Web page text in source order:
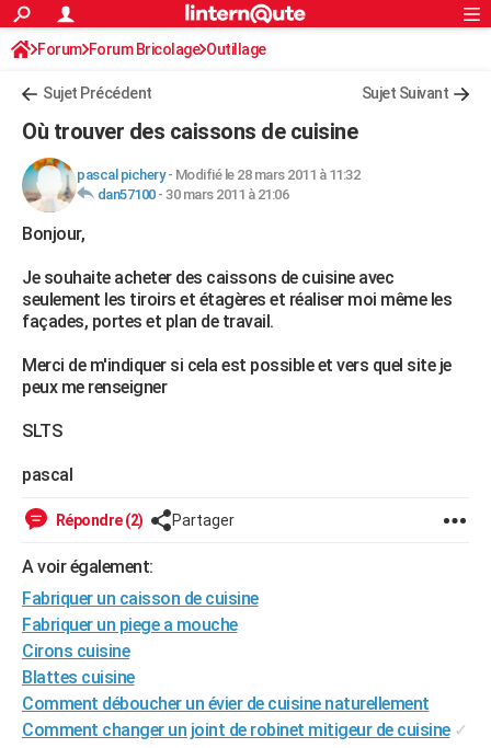
ACTUALITÉS
Politique
Société
Faits Divers
Education
Monde
Villes
+
FINANCE
Retraite
Impôts
Epargne
Immobilier
Risques naturels par ville
Banque
Assurance
Crédit
AUTO
Essais
Réserver un essai
Citadines
Berlines
SUV
Forum auto
+HIGH-TECH
Mobiles
Meilleur smartphone
Internet
Ordinateurs
Jeux vidéo
Guide high-tech
+BRICOLAGE
Forum
Aménagement intérieur
Extérieur
Cuisine
Salle de bains
Jardinage
Rangement
Guides de France
LIFESTYLE
Art de vivre
Bien-être
Loisirs
Mode
Modes de vie
SANTE
Alimentation
Guide de la santé
Maladies
Médicaments
Sommeil
VOYAGE
Destinations
City break
Voyage nature
Voyage de noces
Forum
Climat
PHOTO
GUIDES D'ACHAT
BONS PLANS
CARTE DE VOEUX
Carte de Noël
Carte Bonne année
Carte Saint-Valentin
Carte Pâques
Carte d'anniversaire
DICTIONNAIRE
Dictionnaire
Biographies
Citations
Expressions
Proverbes
PROGRAMME TV
S'inscrire
Connexion
Forum Forum Bricolage Outillage
Sujet Précédent Sujet Suivant
Où trouver des caissons de cuisine
pascal pichery- Modifié le 28 mars 2011 à 11:32
dan57100- 30 mars 2011 à 21:06
Bonjour,
Je souhaite acheter des caissons de cuisine avec
seulement les tiroirs et étagères et réaliser moi même les
façades, portes et plan de travail.
Merci de m'indiquer si cela est possible et vers quel site je
peux me renseigner
SLTS
pascal
Répondre (2) Partager
A voir également:
Fabriquer un caisson de cuisine
Fabriquer un piege a mouche
Cirons cuisine
Blattes cuisine
Comment déboucher un évier de cuisine naturellement
Comment changer un joint de robinet mitigeur de cuisine ✓